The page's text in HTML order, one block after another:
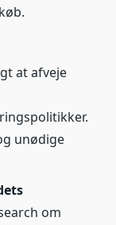
at afveje
unødige
om